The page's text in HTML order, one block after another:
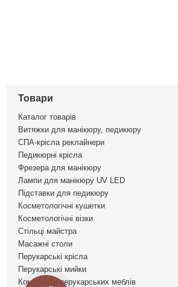
Товари
Каталог товарів
Витяжки для манікюру, педикюру
СПА-крісла реклайнери
Педикюрні крісла
Фрезера для манікюру
Лампи для манікюру UV LED
Підставки для педикюру
Косметологічні кушетки
Косметологічні візки
Стільці майстра
Масажні столи
Перукарські крісла
Перукарські мийки
Комплекти перукарських меблів